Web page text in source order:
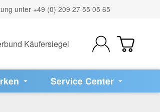
unter +49 (0) 209 27 55 05 65
Service Center